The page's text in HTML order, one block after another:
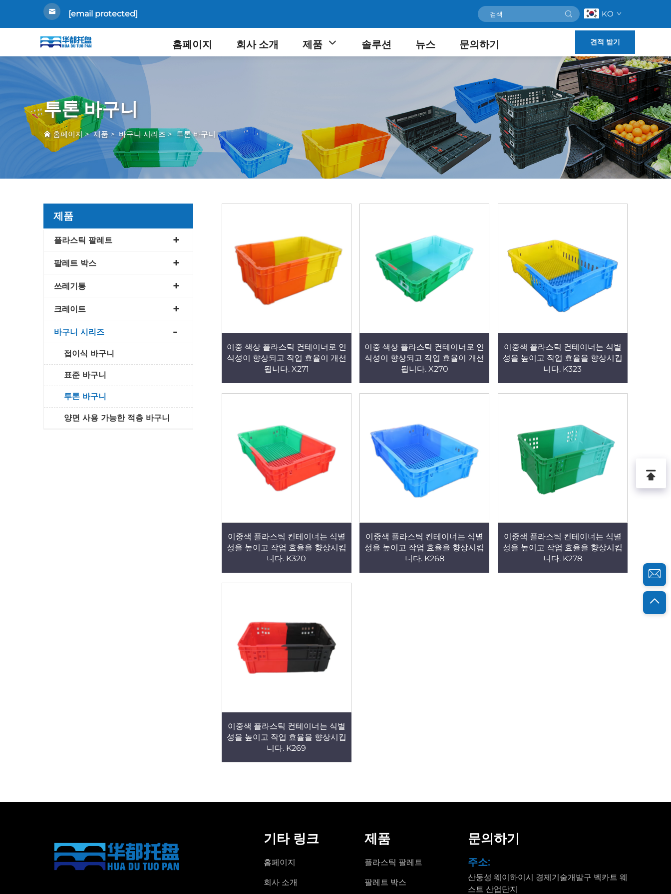
[email protected] KO
홈페이지 회사 소개 제품 솔루션 뉴스 문의하기 견적 받기
투톤 바구니
홈페이지 >제품 > 바구니 시리즈>투톤 바구니
제품
플라스틱 팔레트
팔레트 박스
쓰레기통
크레이트
바구니 시리즈
접이식 바구니
표준 바구니
투톤 바구니
양면 사용 가능한 적층 바구니
이중 색상 플라스틱 컨테이너로 인
식성이 향상되고 작업 효율이 개선
됩니다. X271
이중 색상 플라스틱 컨테이너로 인
식성이 향상되고 작업 효율이 개선
됩니다. X270
이중색 플라스틱 컨테이너는 식별
성을 높이고 작업 효율을 향상시킵
니다. K323
이중색 플라스틱 컨테이너는 식별
성을 높이고 작업 효율을 향상시킵
니다. K320
이중색 플라스틱 컨테이너는 식별
성을 높이고 작업 효율을 향상시킵
니다. K268
이중색 플라스틱 컨테이너는 식별
성을 높이고 작업 효율을 향상시킵
니다. K278
이중색 플라스틱 컨테이너는 식별
성을 높이고 작업 효율을 향상시킵
니다. K269
기타 링크
홈페이지
회사 소개
제품
플라스틱 팔레트
팔레트 박스
문의하기
주소:
산둥성 웨이하이시 경제기술개발구 벡카트 웨
스트 산업단지